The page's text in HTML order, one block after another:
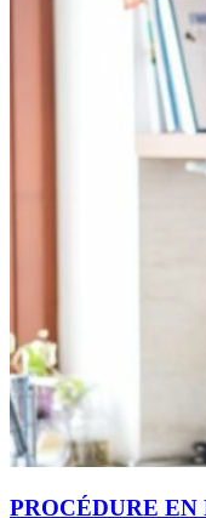
PROCÉDURE